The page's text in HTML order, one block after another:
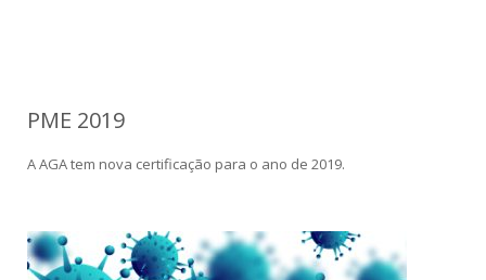
PME 2019
A AGA tem nova certificação para o ano de 2019.